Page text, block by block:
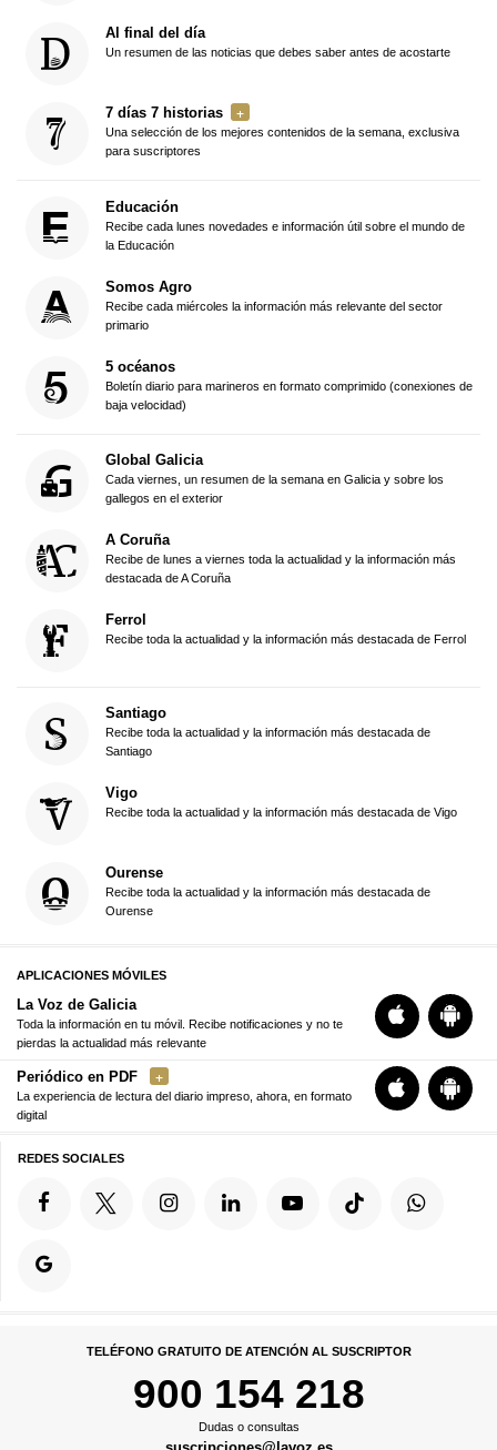
Al final del día
Un resumen de las noticias que debes saber antes de acostarte
7 días 7 historias
Una selección de los mejores contenidos de la semana, exclusiva
para suscriptores
Educación
Recibe cada lunes novedades e información útil sobre el mundo de
la Educación
Somos Agro
Recibe cada miércoles la información más relevante del sector
primario
5 océanos
Boletín diario para marineros en formato comprimido (conexiones de
baja velocidad)
Global Galicia
Cada viernes, un resumen de la semana en Galicia y sobre los
gallegos en el exterior
A Coruña
Recibe de lunes a viernes toda la actualidad y la información más
destacada de A Coruña
Ferrol
Recibe toda la actualidad y la información más destacada de Ferrol
Santiago
Recibe toda la actualidad y la información más destacada de
Santiago
Vigo
Recibe toda la actualidad y la información más destacada de Vigo
Ourense
Recibe toda la actualidad y la información más destacada de
Ourense
APLICACIONES MÓVILES
La Voz de Galicia
Toda la información en tu móvil. Recibe notificaciones y no te
pierdas la actualidad más relevante
Periódico en PDF
La experiencia de lectura del diario impreso, ahora, en formato
digital
REDES SOCIALES
TELÉFONO GRATUITO DE ATENCIÓN AL SUSCRIPTOR
900 154 218
Dudas o consultas